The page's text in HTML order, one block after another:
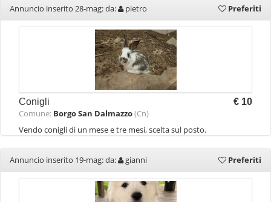
Annuncio inserito 28-mag: da: pietro Preferiti
Conigli € 10
Comune: Borgo San Dalmazzo(Cn)
Vendo conigli di un mese e tre mesi, scelta sul posto.
Annuncio inserito 19-mag: da: gianni Preferiti